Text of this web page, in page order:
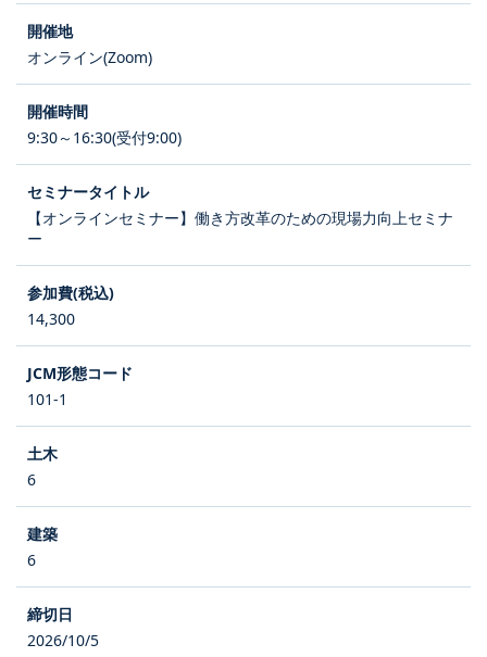
オンライン(Zoom)
9:30～16:30(受付9:00)
【オンラインセミナー】働き方改革のための現場力向上セミナ
ー
14,300
101-1
6
6
2026/10/5